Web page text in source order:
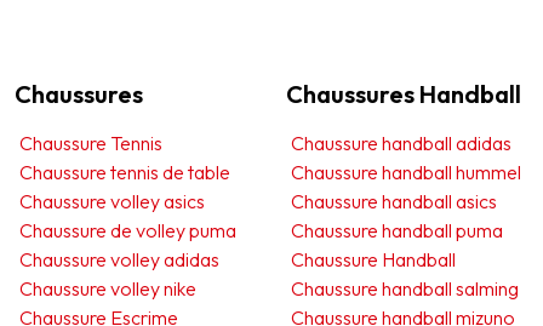
Chaussures
Chaussure Tennis
Chaussure tennis de table
Chaussure volley asics
Chaussure de volley puma
Chaussure volley adidas
Chaussure volley nike
Chaussure Escrime
Chaussures Handball
Chaussure handball adidas
Chaussure handball hummel
Chaussure handball asics
Chaussure handball puma
Chaussure Handball
Chaussure handball salming
Chaussure handball mizuno